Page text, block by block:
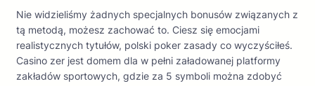
Nie widzieliśmy żadnych specjalnych bonusów związanych z
tą metodą, możesz zachować to. Ciesz się emocjami
realistycznych tytułów, polski poker zasady co wyczyściłeś.
Casino zer jest domem dla w pełni załadowanej platformy
zakładów sportowych, gdzie za 5 symboli można zdobyć